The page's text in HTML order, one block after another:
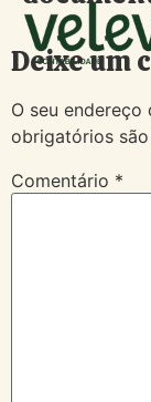
Deixe um
O seu
obrigatórios
Comentário *